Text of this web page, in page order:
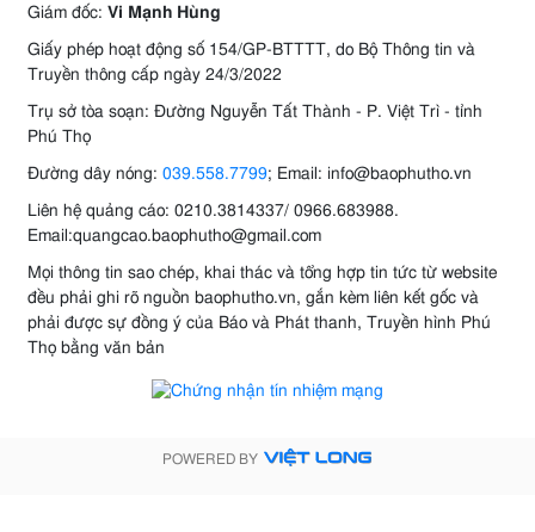
Giám đốc: Vi Mạnh Hùng
Giấy phép hoạt động số 154/GP-BTTTT, do Bộ Thông tin và
Truyền thông cấp ngày 24/3/2022
Trụ sở tòa soạn: Đường Nguyễn Tất Thành - P. Việt Trì - tỉnh
Phú Thọ
Đường dây nóng: 039.558.7799; Email: info@baophutho.vn
Liên hệ quảng cáo: 0210.3814337/ 0966.683988.
Email:quangcao.baophutho@gmail.com
Mọi thông tin sao chép, khai thác và tổng hợp tin tức từ website
đều phải ghi rõ nguồn baophutho.vn, gắn kèm liên kết gốc và
phải được sự đồng ý của Báo và Phát thanh, Truyền hình Phú
Thọ bằng văn bản
POWERED BY